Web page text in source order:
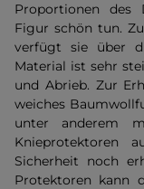
Proportionen des
Figur schön tun.
verfügt sie über
Material ist sehr
und Abrieb. Zur
weiches
unter anderem
Knieprotektoren
Sicherheit noch
Protektoren kann